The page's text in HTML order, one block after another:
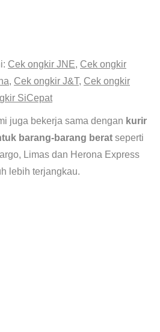
Cek ongkir JNE, Cek ongkir
, Cek ongkir J&T, Cek ongkir
SiCepat
juga bekerja sama dengan kurir
barang-barang berat seperti
Limas dan Herona Express
lebih terjangkau.